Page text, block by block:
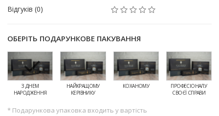
Відгуків (0)
ОБЕРІТЬ ПОДАРУНКОВЕ ПАКУВАННЯ
З ДНЕМ
НАРОДЖЕННЯ
НАЙКРАЩОМУ
КЕРІВНИКУ
КОХАНОМУ
ПРОФЕСІОНАЛУ
СВОЄЇ СПРАВИ
* Подарункова упаковка входить у вартість